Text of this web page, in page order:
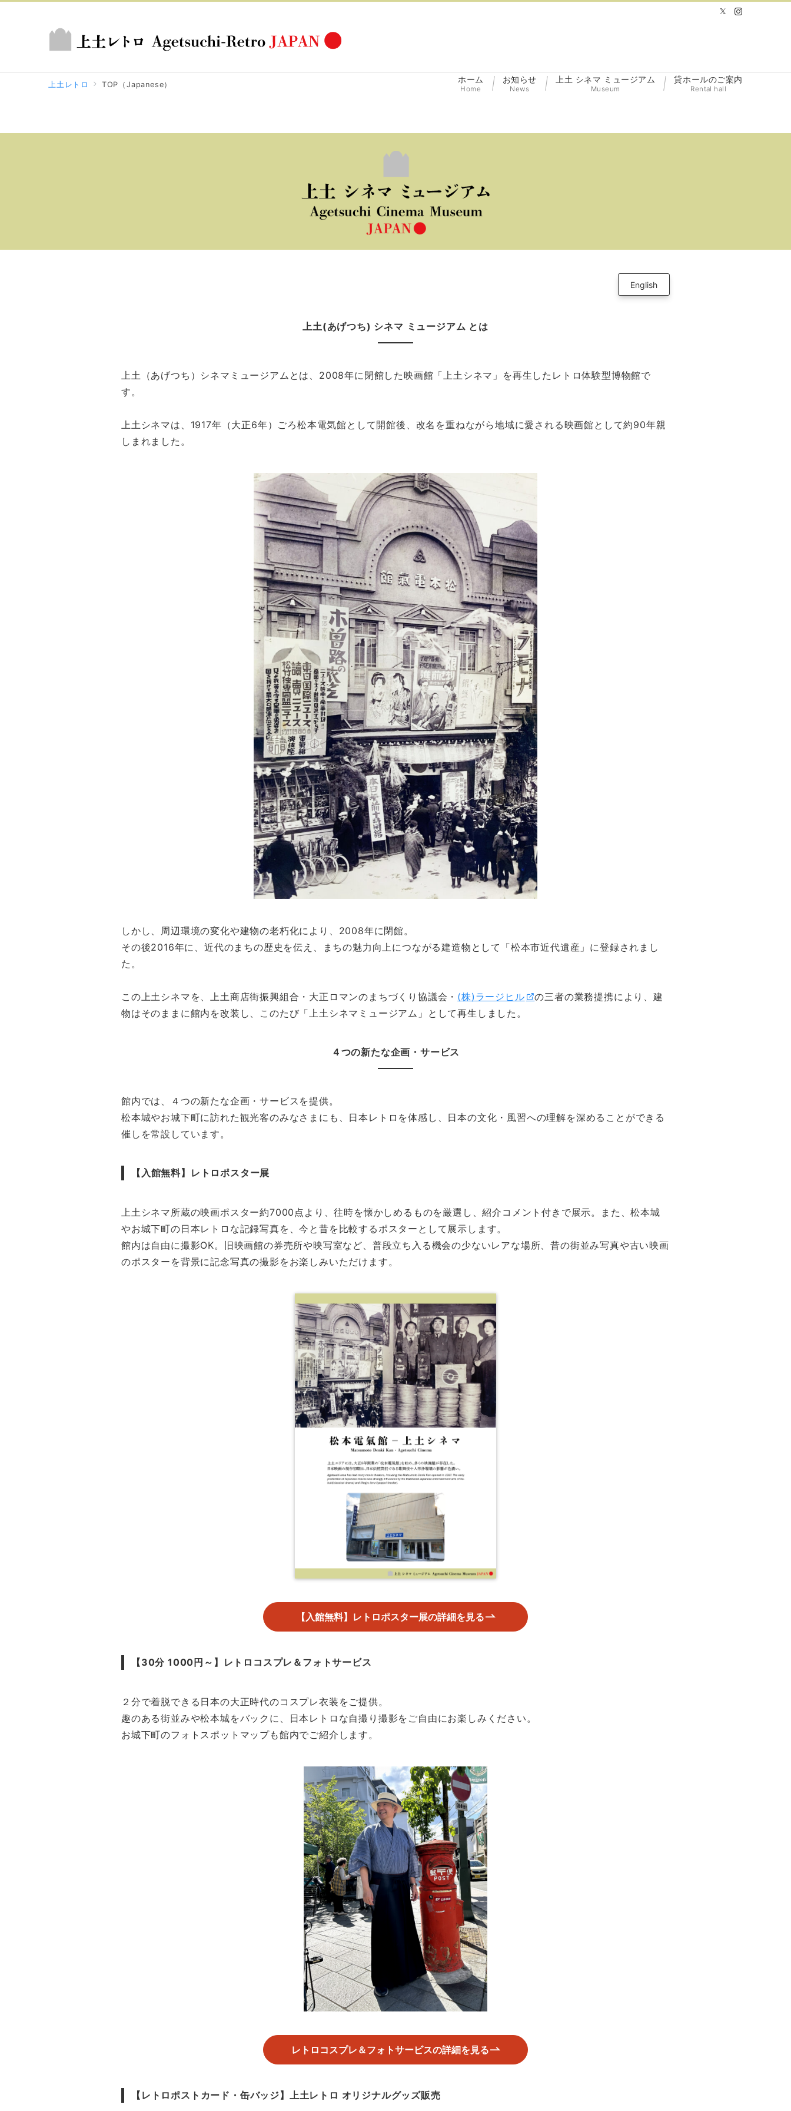
ホーム
Home
お知らせ
News
上土 シネマ ミュージアム
Museum
貸ホールのご案内
Rental hall
上土レトロ TOP（Japanese）
English
上土(あげつち) シネマ ミュージアム とは
上土（あげつち）シネマミュージアムとは、2008年に閉館した映画館「上土シネマ」を再生したレトロ体験型博物館で
す。
上土シネマは、1917年（大正6年）ごろ松本電気館として開館後、改名を重ねながら地域に愛される映画館として約90年親
しまれました。
しかし、周辺環境の変化や建物の老朽化により、2008年に閉館。
その後2016年に、近代のまちの歴史を伝え、まちの魅力向上につながる建造物として「松本市近代遺産」に登録されまし
た。
この上土シネマを、上土商店街振興組合・大正ロマンのまちづくり協議会・ (株)ラージヒル
の三者の業務提携により、建
物はそのままに館内を改装し、このたび「上土シネマミュージアム」として再生しました。
４つの新たな企画・サービス
館内では、４つの新たな企画・サービスを提供。
松本城やお城下町に訪れた観光客のみなさまにも、日本レトロを体感し、日本の文化・風習への理解を深めることができる
催しを常設しています。
【入館無料】レトロポスター展
上土シネマ所蔵の映画ポスター約7000点より、往時を懐かしめるものを厳選し、紹介コメント付きで展示。また、松本城
やお城下町の日本レトロな記録写真を、今と昔を比較するポスターとして展示します。
館内は自由に撮影OK。旧映画館の券売所や映写室など、普段立ち入る機会の少ないレアな場所、昔の街並み写真や古い映画
のポスターを背景に記念写真の撮影をお楽しみいただけます。
【入館無料】レトロポスター展の詳細を見る
【30分 1000円～】レトロコスプレ＆フォトサービス
２分で着脱できる日本の大正時代のコスプレ衣装をご提供。
趣のある街並みや松本城をバックに、日本レトロな自撮り撮影をご自由にお楽しみください。
お城下町のフォトスポットマップも館内でご紹介します。
レトロコスプレ＆フォトサービスの詳細を見る
【レトロポストカード・缶バッジ】上土レトロ オリジナルグッズ販売